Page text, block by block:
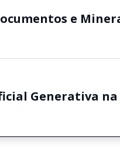
e
Generativa na